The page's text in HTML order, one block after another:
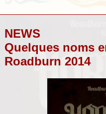
NEWS
Quelques noms
Roadburn 2014